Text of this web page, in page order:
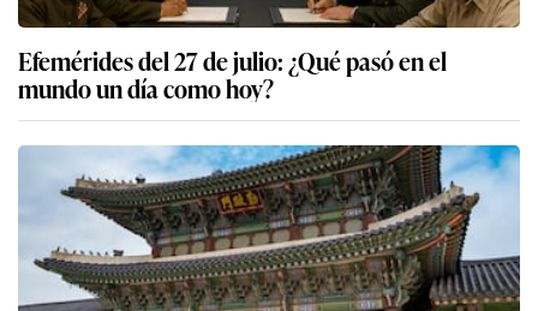
Efemérides del 27 de julio: ¿Qué pasó en el
mundo un día como hoy?